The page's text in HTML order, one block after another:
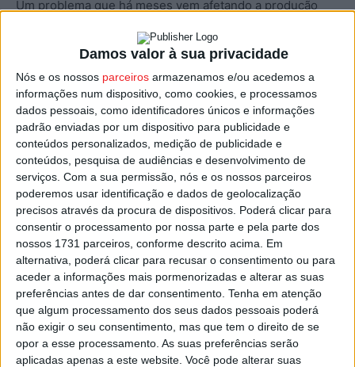
Damos valor à sua privacidade
Nós e os nossos parceiros armazenamos e/ou acedemos a
informações num dispositivo, como cookies, e processamos
dados pessoais, como identificadores únicos e informações
padrão enviadas por um dispositivo para publicidade e
conteúdos personalizados, medição de publicidade e
conteúdos, pesquisa de audiências e desenvolvimento de
serviços. Com a sua permissão, nós e os nossos parceiros
poderemos usar identificação e dados de geolocalização
precisos através da procura de dispositivos. Poderá clicar para
consentir o processamento por nossa parte e pela parte dos
nossos 1731 parceiros, conforme descrito acima. Em
alternativa, poderá clicar para recusar o consentimento ou para
aceder a informações mais pormenorizadas e alterar as suas
preferências antes de dar consentimento. Tenha em atenção
que algum processamento dos seus dados pessoais poderá
não exigir o seu consentimento, mas que tem o direito de se
opor a esse processamento. As suas preferências serão
aplicadas apenas a este website. Você pode alterar suas
Um problema que há meses vem afetando a produção
Mangualde conseguiu “escapar” nos primeiros meses
deste ano mas, agora, é “obrigada a parar” e a solução
encontrada foi o recurso ao ‘lay-off’.
Vai manter-se por seis meses com a expetativa de “em
outubro a situação estar normalizada”, adianta a empresa.
Este problema obrigou os responsáveis pela Stellantis a
terem que adiar a entrada em funcionamento de um novo
turno para aumento de produção, que estava previsto
arrancar durante este mês de maio.
Esta e outras notícias para ouvir na Estação Diária – 96.8
FM ou emwww.968.fm
Pub